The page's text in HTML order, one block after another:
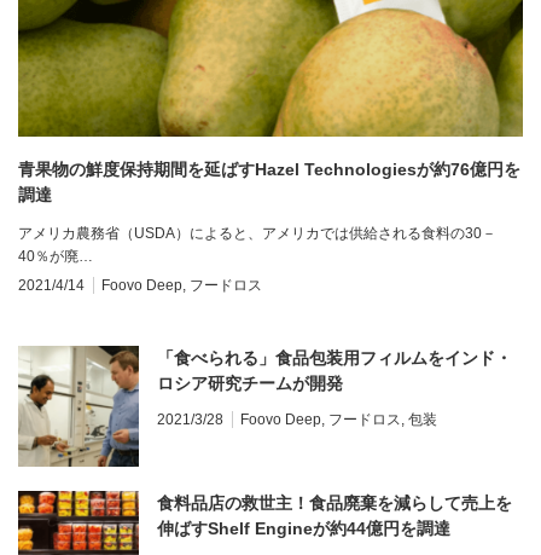
青果物の鮮度保持期間を延ばすHazel Technologiesが約76億円を
調達
アメリカ農務省（USDA）によると、アメリカでは供給される食料の30－
40％が廃…
2021/4/14
Foovo Deep, フードロス
「食べられる」食品包装用フィルムをインド・
ロシア研究チームが開発
2021/3/28 Foovo Deep, フードロス, 包装
食料品店の救世主！食品廃棄を減らして売上を
伸ばすShelf Engineが約44億円を調達